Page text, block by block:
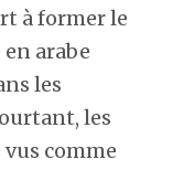
à former le
arabe
les
les
vus comme